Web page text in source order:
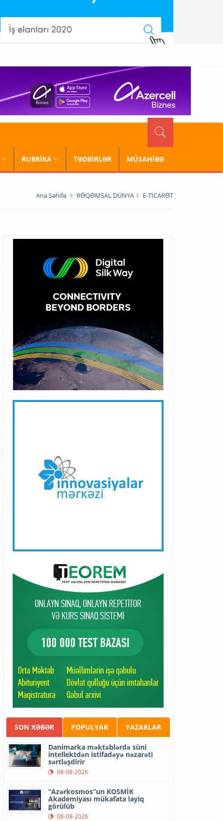
RUBRİKA TƏDBİRLƏR MÜSAHİBƏ
Ana Səhifə RƏQƏMSAL DÜNYA E-TİCARƏT
SON XƏBƏR POPULYAR YAZARLAR
Danimarka məktəblərdə süni
intellektdən istifadəyə nəzarəti
sərtləşdirir
08-08-2026
“Azərkosmos”un KOSMİK
Akademiyası mükafata layiq
görülüb
08-08-2026